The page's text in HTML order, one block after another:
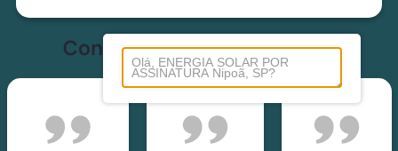
Conheça tudo sobre energia